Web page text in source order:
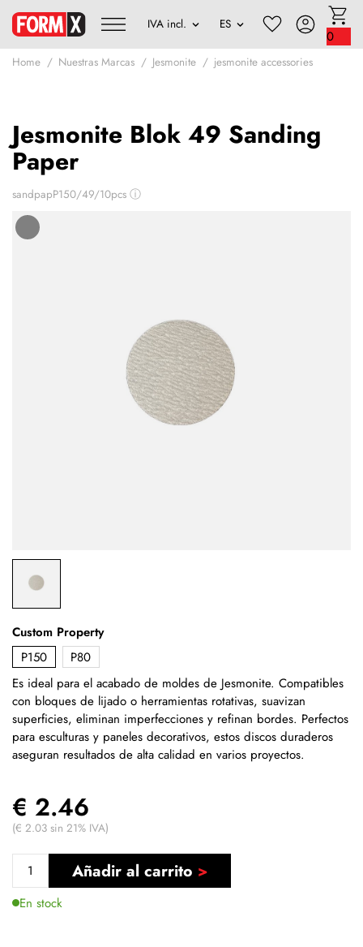
0
Home Nuestras Marcas Jesmonite jesmonite accessories
Jesmonite Blok 49 Sanding
Paper
sandpapP150/49/10pcs ⓘ
Custom Property
P150
P80
Es ideal para el acabado de moldes de Jesmonite. Compatibles
con bloques de lijado o herramientas rotativas, suavizan
superficies, eliminan imperfecciones y refinan bordes. Perfectos
para esculturas y paneles decorativos, estos discos duraderos
aseguran resultados de alta calidad en varios proyectos.
€ 2.46
(€ 2.03 sin 21% IVA)
Añadir al carrito
En stock